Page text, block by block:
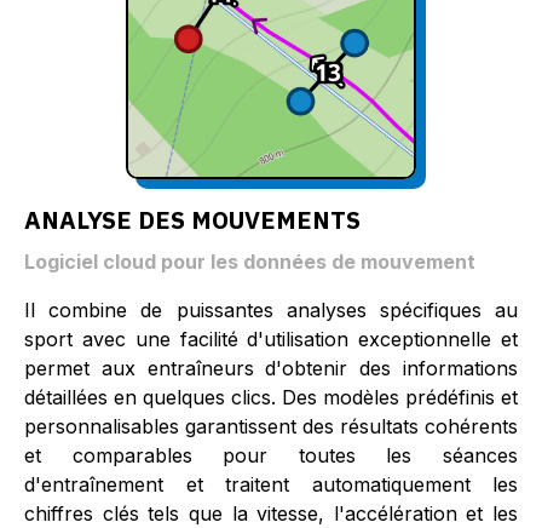
ANALYSE DES MOUVEMENTS
Logiciel cloud pour les données de mouvement
Il combine de puissantes analyses spécifiques au
sport avec une facilité d'utilisation exceptionnelle et
permet aux entraîneurs d'obtenir des informations
détaillées en quelques clics. Des modèles prédéfinis et
personnalisables garantissent des résultats cohérents
et comparables pour toutes les séances
d'entraînement et traitent automatiquement les
chiffres clés tels que la vitesse, l'accélération et les